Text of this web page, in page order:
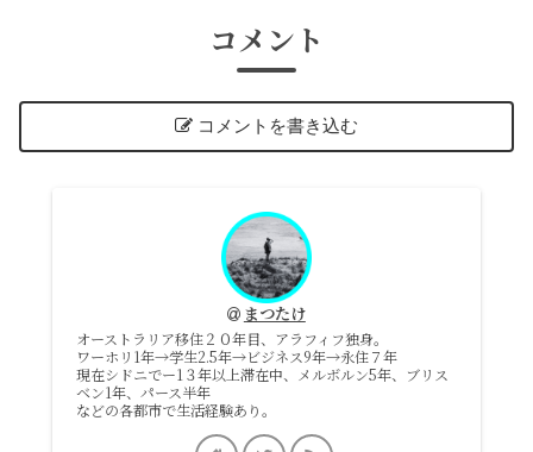
コメント
コメントを書き込む
まつたけ
オーストラリア移住２０年目、アラフィフ独身。
ワーホリ1年→学生2.5年→ビジネス9年→永住７年
現在シドニでー1３年以上滞在中、メルボルン5年、ブリス
ベン1年、パース半年
などの各都市で生活経験あり。